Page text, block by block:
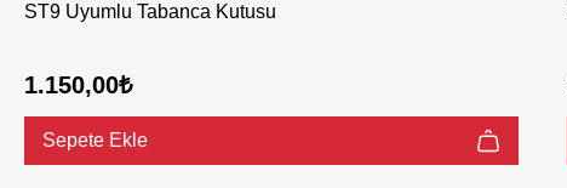
ST9 Uyumlu Tabanca Kutusu
1.150,00₺
Sepete Ekle